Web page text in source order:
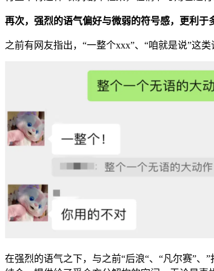
再次，强烈的语气偏好与微弱的符号感，更利于
之前有网友指出，“一整个xxx”、“咱就是说”这
在强烈的语气之下，与之前“后浪“、“凡尔赛”